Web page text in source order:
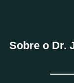
Sobre o Dr.